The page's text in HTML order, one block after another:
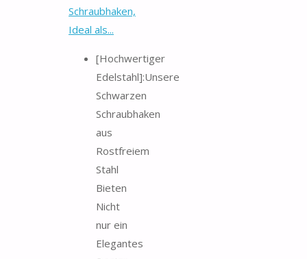
Schraubhaken,
Ideal als...
[Hochwertiger
Edelstahl]:Unsere
Schwarzen
Schraubhaken
aus
Rostfreiem
Stahl
Bieten
Nicht
nur ein
Elegantes